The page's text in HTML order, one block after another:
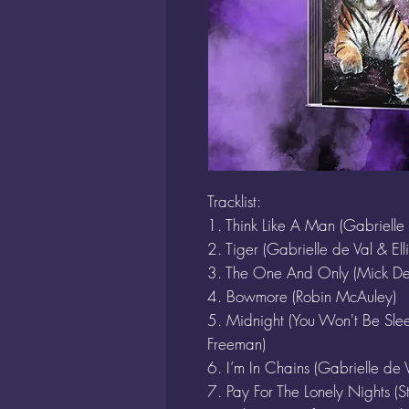
Tracklist:
1. Think Like A Man (Gabrielle
2. Tiger (Gabrielle de Val &
3. The One And Only (Mick
4. Bowmore (Robin McAuley)
5. Midnight (You Won't Be
Freeman)
6. I’m In Chains (Gabrielle de
7. Pay For The Lonely Nights